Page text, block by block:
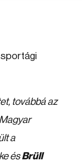
sportági
et, továbbá az
a
ésBrüll